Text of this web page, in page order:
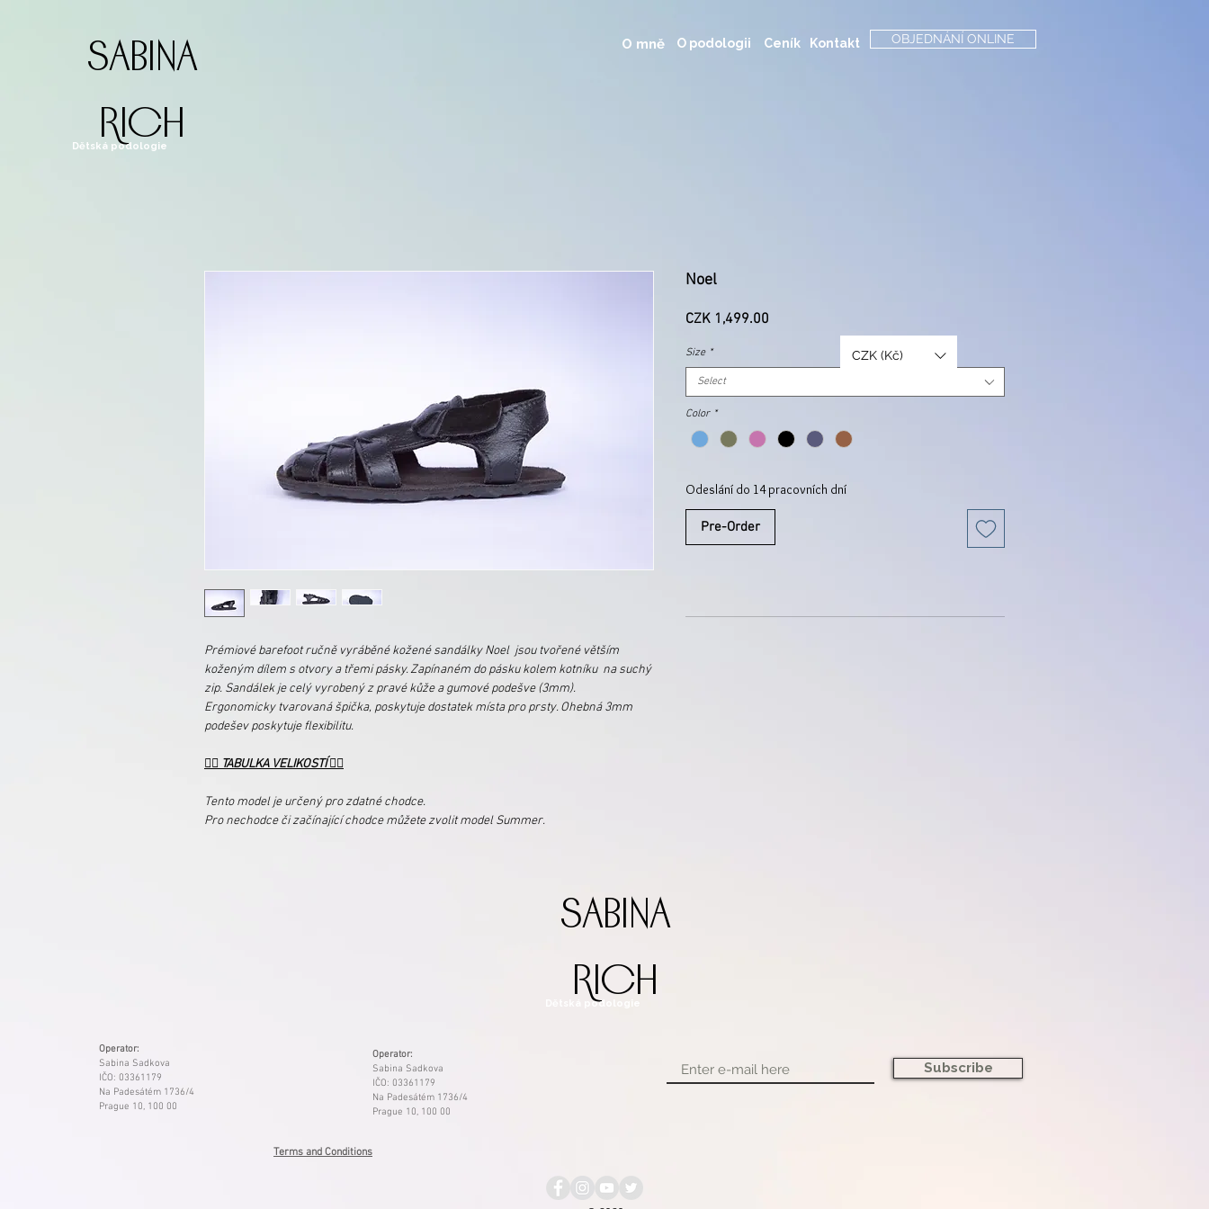
sabina
rich
Dětská podologie
O mně O podologii Ceník Kontakt OBJEDNÁNÍ ONLINE
Prémiové barefoot ručně vyráběné kožené sandálky Noel jsou tvořené větším
koženým dílem s otvory a třemi pásky. Zapínaném do pásku kolem kotníku na suchý
zip. Sandálek je celý vyrobený z pravé kůže a gumové podešve (3mm).
Ergonomicky tvarovaná špička, poskytuje dostatek místa pro prsty. Ohebná 3mm
podešev poskytuje flexibilitu.
👉🏻 TABULKA VELIKOSTÍ👈🏻
Tento model je určený pro zdatné chodce.
Pro nechodce či začínající chodce můžete zvolit model Summer.
Noel
CZK 1,499.00
Size *
Select
Color *
Odeslání do 14 pracovních dní
Pre-Order
CZK (Kč)
sabina
rich
Dětská podologie
Operator:
Sabina Sadkova
IČO: 03361179
Na Padesátém 1736/4
Prague 10, 100 00
Operator:
Sabina Sadkova
IČO: 03361179
Na Padesátém 1736/4
Prague 10, 100 00
Subscribe
Terms and Conditions